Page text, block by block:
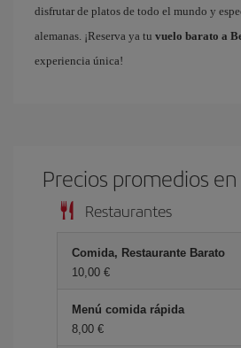
disfrutar de platos de todo el mundo y
alemanas. ¡Reserva ya tu vuelo barato a
experiencia única!
Precios promedios
Restaurantes
Comida, Restaurante Barato
10,00 €
Menú comida rápida
8,00 €